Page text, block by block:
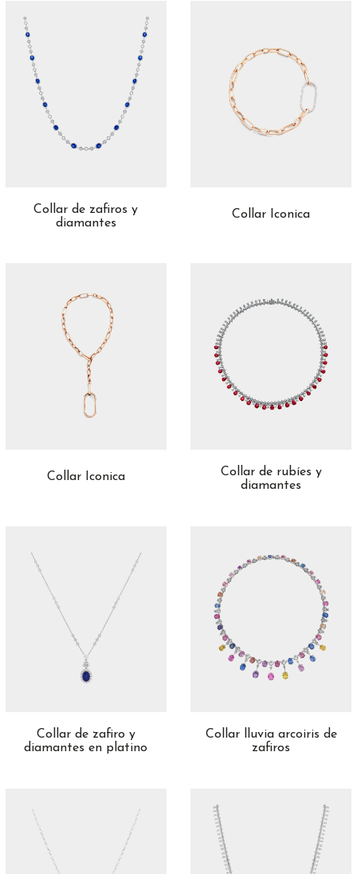
Collar de zafiros y
diamantes
Collar Iconica
Collar Iconica
Collar de rubíes y
diamantes
Collar de zafiro y
diamantes en platino
Collar lluvia arcoiris de
zafiros